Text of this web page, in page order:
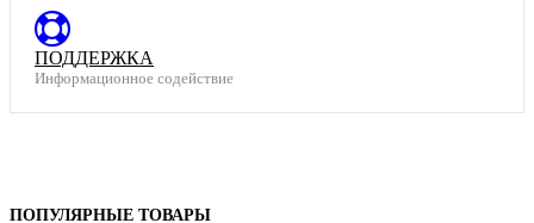
ПОДДЕРЖКА
Информационное содействие
ПОПУЛЯРНЫЕ ТОВАРЫ